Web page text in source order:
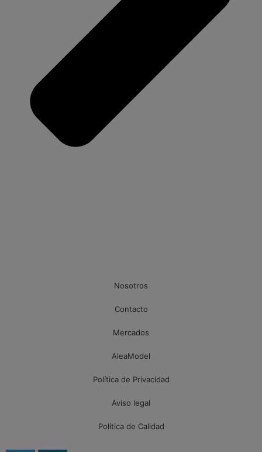
Nosotros
Contacto
Mercados
AleaModel
Política de Privacidad
Aviso legal
Política de Calidad